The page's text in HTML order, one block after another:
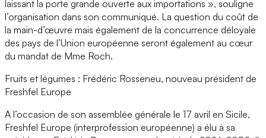
laissant la porte grande ouverte aux importations », souligne
l’organisation dans son communiqué. La question du coût de
la main-d’œuvre mais également de la concurrence déloyale
des pays de l’Union européenne seront également au cœur
du mandat de Mme Roch.
Fruits et légumes : Frédéric Rosseneu, nouveau président de
Freshfel Europe
A l’occasion de son assemblée générale le 17 avril en Sicile,
Freshfel Europe (interprofession européenne) a élu à sa